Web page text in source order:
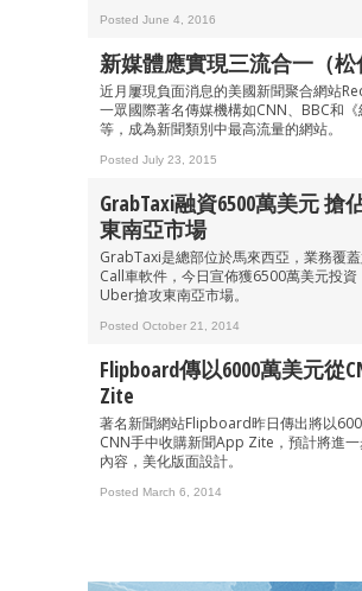
Posted June 4, 2016
新媒體應實現三流合一（松
近月屢現負面消息的美國新聞聚合網站
一眾國際著名傳媒機構如CNN、BBC和《
等，成為新聞類別中最高流量的網站。
Posted July 23, 2015
GrabTaxi融資6500萬美元 搶
東南亞市場
GrabTaxi是總部位於馬來西亞，業務覆
Call車軟件，今日宣佈獲6500萬美元投資
Uber搶攻東南亞市場。
Posted October 21, 2014
Flipboard傳以6000萬美元從
Zite
著名新聞網站Flipboard昨日傳出將以
CNN手中收購新聞App Zite，預計將進
內容，美化版面設計。
Posted March 6, 2014